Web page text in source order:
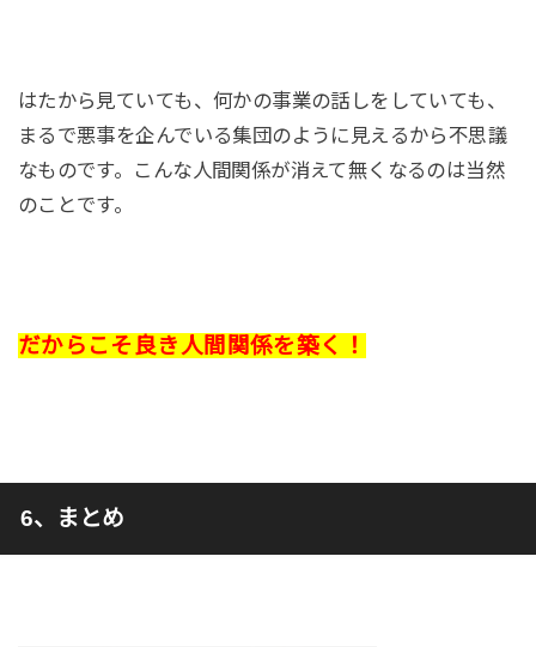
はたから見ていても、何かの事業の話しをしていても、
まるで悪事を企んでいる集団のように見えるから不思議
なものです。こんな人間関係が消えて無くなるのは当然
のことです。
だからこそ良き人間関係を築く！
6、まとめ